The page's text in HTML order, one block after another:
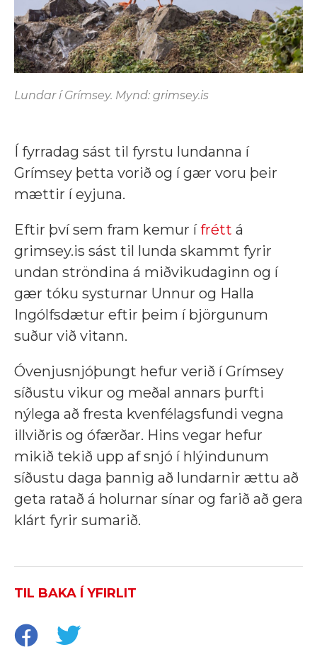
Lundar í Grímsey. Mynd: grimsey.is
Í fyrradag sást til fyrstu lundanna í
Grímsey þetta vorið og í gær voru þeir
mættir í eyjuna.
Eftir því sem fram kemur ífrétt á
grimsey.is sást til lunda skammt fyrir
undan ströndina á miðvikudaginn og í
gær tóku systurnar Unnur og Halla
Ingólfsdætur eftir þeim í björgunum
suður við vitann.
Óvenjusnjóþungt hefur verið í Grímsey
síðustu vikur og meðal annars þurfti
nýlega að fresta kvenfélagsfundi vegna
illviðris og ófærðar. Hins vegar hefur
mikið tekið upp af snjó í hlýindunum
síðustu daga þannig að lundarnir ættu að
geta ratað á holurnar sínar og farið að gera
klárt fyrir sumarið.
TIL BAKA Í YFIRLIT